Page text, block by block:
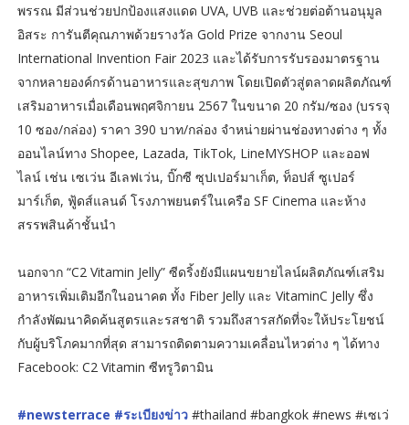
พรรณ มีส่วนช่วยปกป้องแสงแดด UVA, UVB และช่วยต่อต้านอนุมูล
อิสระ การันตีคุณภาพด้วยรางวัล Gold Prize จากงาน Seoul
International Invention Fair 2023 และได้รับการรับรองมาตรฐาน
จากหลายองค์กรด้านอาหารและสุขภาพ โดยเปิดตัวสู่ตลาดผลิตภัณฑ์
เสริมอาหารเมื่อเดือนพฤศจิกายน 2567 ในขนาด 20 กรัม/ซอง (บรรจุ
10 ซอง/กล่อง) ราคา 390 บาท/กล่อง จำหน่ายผ่านช่องทางต่าง ๆ ทั้ง
ออนไลน์ทาง Shopee, Lazada, TikTok, LineMYSHOP และออฟ
ไลน์ เช่น เซเว่น อีเลฟเว่น, บิ๊กซี ซุปเปอร์มาเก็ต, ท็อปส์ ซูเปอร์
มาร์เก็ต, ฟู้ดส์แลนด์ โรงภาพยนตร์ในเครือ SF Cinema และห้าง
สรรพสินค้าชั้นนำ
นอกจาก “C2 Vitamin Jelly” ซีดริ้งยังมีแผนขยายไลน์ผลิตภัณฑ์เสริม
อาหารเพิ่มเติมอีกในอนาคต ทั้ง Fiber Jelly และ VitaminC Jelly ซึ่ง
กำลังพัฒนาคิดค้นสูตรและรสชาติ รวมถึงสารสกัดที่จะให้ประโยชน์
กับผู้บริโภคมากที่สุด สามารถติดตามความเคลื่อนไหวต่าง ๆ ได้ทาง
Facebook: C2 Vitamin ซีทรูวิตามิน
#newsterrace #ระเบียงข่าว#thailand #bangkok #news #เซเว่